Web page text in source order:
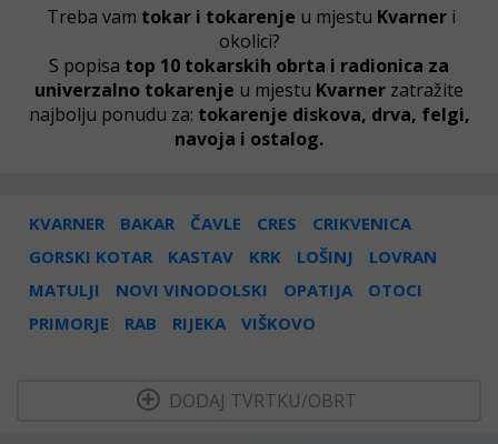
Treba vam tokar i tokarenje u mjestu Kvarner i
okolici?
S popisa top 10 tokarskih obrta i radionica za
univerzalno tokarenje u mjestu Kvarner zatražite
najbolju ponudu za: tokarenje diskova, drva, felgi,
navoja i ostalog.
KVARNER BAKAR ČAVLE CRES
CRIKVENICA
GORSKI KOTAR
KASTAV KRK LOŠINJ
LOVRAN
MATULJI
NOVI VINODOLSKI OPATIJA
OTOCI
PRIMORJE
RAB RIJEKA VIŠKOVO
DODAJ TVRTKU/OBRT